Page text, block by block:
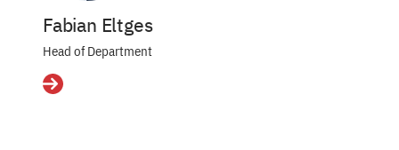
Fabian Eltges
Head of Department
Details